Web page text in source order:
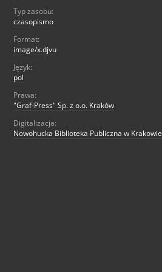
Typ zasobu:
czasopismo
Format:
image/x.djvu
Język:
pol
Prawa:
"Graf-Press" Sp. z o.o. Kraków
Digitalizacja:
Nowohucka Biblioteka Publiczna w Krakowie